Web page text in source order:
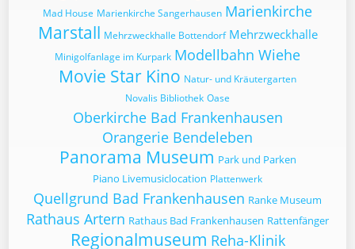
Mad House Marienkirche Sangerhausen Marienkirche
Marstall Mehrzweckhalle Bottendorf Mehrzweckhalle
Minigolfanlage im Kurpark Modellbahn Wiehe
Movie Star Kino Natur- und Kräutergarten
Novalis Bibliothek Oase
Oberkirche Bad Frankenhausen
Orangerie Bendeleben
Panorama Museum Park und Parken
Piano Livemusiclocation Plattenwerk
Quellgrund Bad Frankenhausen Ranke Museum
Rathaus Artern Rathaus Bad Frankenhausen Rattenfänger
Regionalmuseum Reha-Klinik